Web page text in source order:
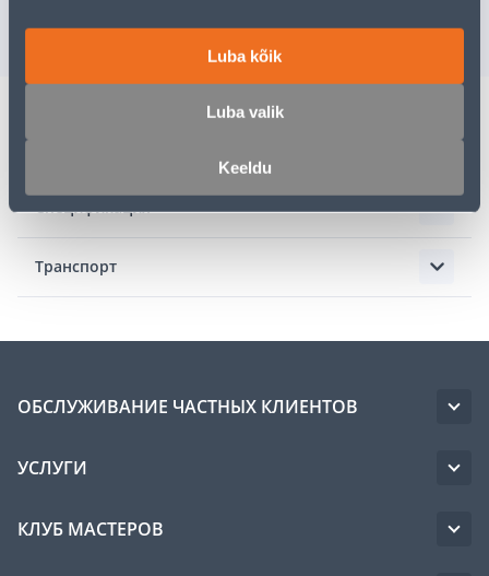
Luba kõik
Luba valik
Keeldu
РАСПРОДАНО
Спецификация
Транспорт
ОБСЛУЖИВАНИЕ ЧАСТНЫХ КЛИЕНТОВ
УСЛУГИ
КЛУБ МАСТЕРОВ